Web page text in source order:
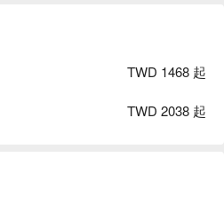
TWD 1468 起
TWD 2038 起